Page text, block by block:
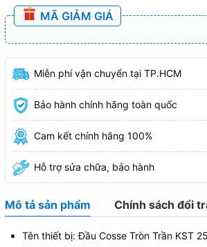
MÃ GIẢM GIÁ
Miễn phí vận chuyển tại TP.HCM
Bảo hành chính hãng toàn quốc
Cam kết chính hãng 100%
Hỗ trợ sửa chữa, bảo hành
Mô tả sản phẩm Chính sách đổi
Tên thiết bị: Đầu Cosse Tròn Trần KST